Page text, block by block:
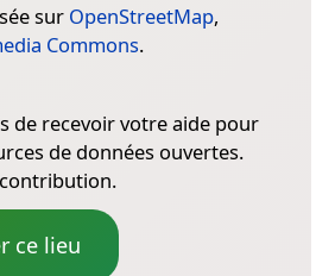
sur OpenStreetMap,
Commons.
de recevoir votre aide pour
de données ouvertes.
ce lieu